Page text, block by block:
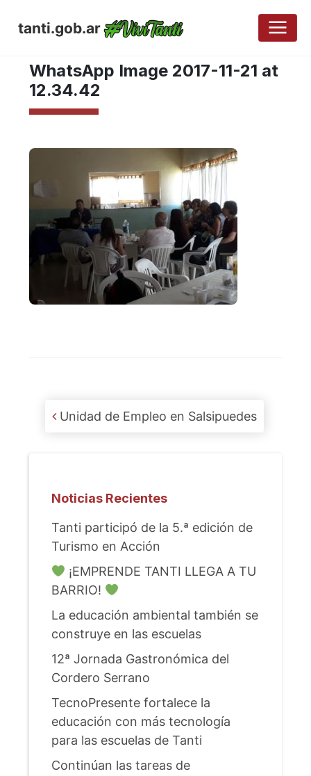
tanti.gob.ar
NOVIEMBRE 22, 2017
WhatsApp Image 2017-11-21 at
12.34.42
Post navigation
Unidad de Empleo en Salsipuedes
Noticias Recientes
Tanti participó de la 5.ª edición de
Turismo en Acción
¡EMPRENDE TANTI LLEGA A TU
BARRIO!
La educación ambiental también se
construye en las escuelas
12ª Jornada Gastronómica del
Cordero Serrano
TecnoPresente fortalece la
educación con más tecnología
para las escuelas de Tanti
Continúan las tareas de